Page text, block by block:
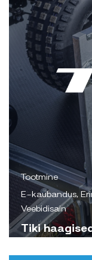
Tootmine
E-kaubandus,
Veebidisain
Tiki